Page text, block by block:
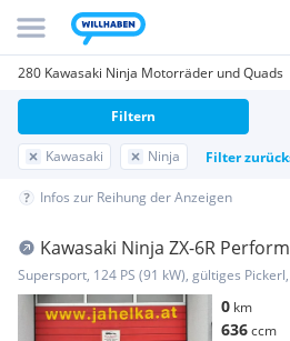
280 Kawasaki Ninja Motorräder und Quads
Kawasaki Ninja Filter
Filtern
Infos zur Reihung der Anzeigen
Kawasaki Ninja ZX-6R
Supersport, 124 PS (91 kW), gültiges
0 km
636ccm